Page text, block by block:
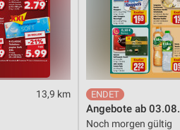
13,9 km
Angebote ab 03.08.
Noch morgen gültig